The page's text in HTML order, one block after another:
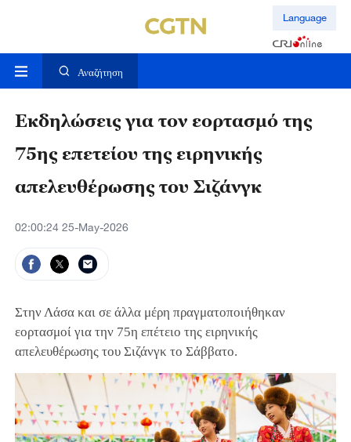
Language
Αναζήτηση
Εκδηλώσεις για τον εορτασμό της
75ης επετείου της ειρηνικής
απελευθέρωσης του Σιζάνγκ
02:00:24 25-May-2026
Στην Λάσα και σε άλλα μέρη πραγματοποιήθηκαν
εορτασμοί για την 75η επέτειο της ειρηνικής
απελευθέρωσης του Σιζάνγκ το Σάββατο.